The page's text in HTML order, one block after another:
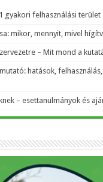
gyakori felhasználási terület
mikor, mennyit, mivel
– Mit mond a
hatások,
– esettanulmányok és